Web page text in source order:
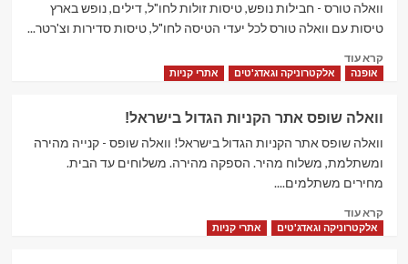
YOINS
–
ואקססוריז
מלאי
לנשים,
ובמידות
גדולות
וואלה טורס - חבילות נופש, טיסות זולות לחו"ל, דילים, נופש בארץ
טיסות עם וואלה טורס לכל יעדי הטיסה לחו"ל, טיסות סדירות וצ'רטר...
קרא עודRead
more
טורס
–
חבילות
זולות
לחו"ל
אופנה אלקטרוניקה וגאדג'טים אתרי קניות
וואלה שופס אתר הקניות הגדול בישראל!
וואלה שופס אתר הקניות הגדול בישראל! וואלה שופס - קנייה מהירה
ומשתלמת, משלוח מהיר. הספקה מהירה. משלוחים עד הבית.
מחירים משתלמים....
קרא עודRead
more
אלקטרוניקה וגאדג'טים אתרי קניות